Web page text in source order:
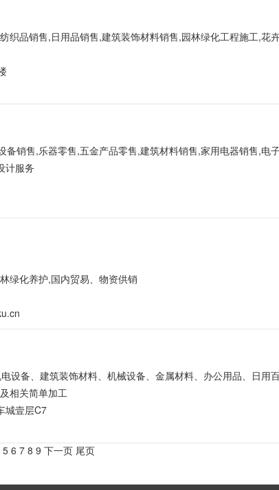
织品销售,日用品销售,建筑装饰材料销售,园林绿化工程施工,花
销售,乐器零售,五金产品零售,建筑材料销售,家用电器销售,电
计服务
绿化养护,国内贸易、物资供销
设备、建筑装饰材料、机械设备、金属材料、办公用品、日用
相关简单加工
城壹层C7
5 6 7 8 9 下一页 尾页